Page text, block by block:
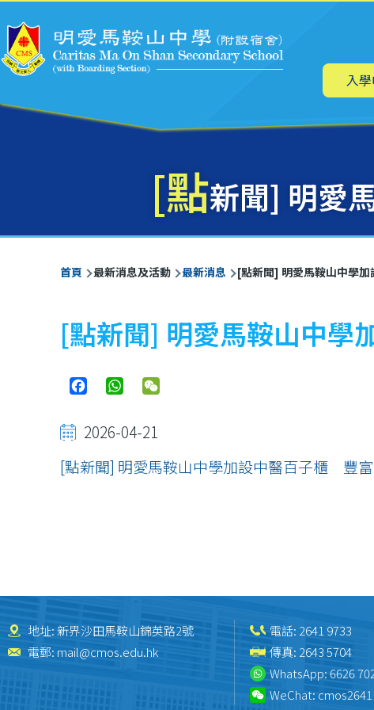
主
航 入
[點新聞] 明愛
導
航
連
結
首頁 最新消息及活動 最新消息 [點新聞] 明愛馬鞍山中學
[點新聞] 明愛馬鞍山中
FacebookWhatsApp
2026-04-21
[點新聞] 明愛馬鞍山中學加設中醫百子櫃 豐
地址: 新界沙田馬鞍山錦英路2號
電郵: mail@cmos.edu.hk
電話: 2641 9733
傳真: 2643 5704
WhatsApp:6626
WeChat: cmos2641